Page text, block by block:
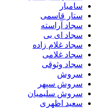
سامیار
ستار قاسمی
سجاد آراسته
سجاد ای بی
سجاد غلام زاده
سجاد غلامی
سجاد وثوقى
سروش
سروش سپهر
سروش سلیمیان
سعید اظهری